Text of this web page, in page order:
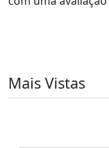
Mais Vistas